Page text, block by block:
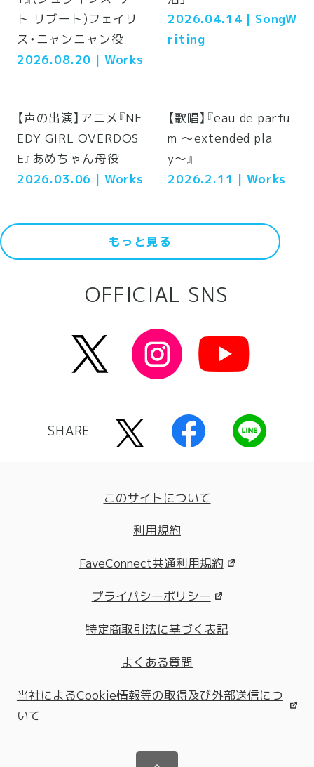
もっと見る
ト リブート)フェイリ
ス・ニャンニャン役
2026.08.20 | Works
2026.04.14 | SongW
riting
【声の出演】アニメ『NE
EDY GIRL OVERDOS
E』あめちゃん母役
2026.03.06 | Works
【歌唱】『eau de parfu
m 〜extended pla
y〜』
2026.2.11 | Works
OFFICIAL SNS
SHARE
このサイトについて
利用規約
FaveConnect共通利用規約
プライバシーポリシー
特定商取引法に基づく表記
よくある質問
当社によるCookie情報等の取得及び外部送信につ
いて